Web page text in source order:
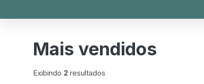
Mais vendidos
Exibindo 2 resultados